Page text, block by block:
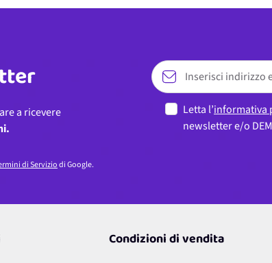
a ricevere
Letta l’informativa
newsletter e/o DEM
di Serviziodi Google.
Condizioni di vendita